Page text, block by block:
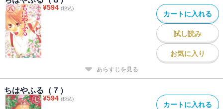
¥594 (税込)
カートに入れる
試し読み
お気に入り
あらすじを見る
ちはやふる（７）
¥594 (税込)
カートに入れる